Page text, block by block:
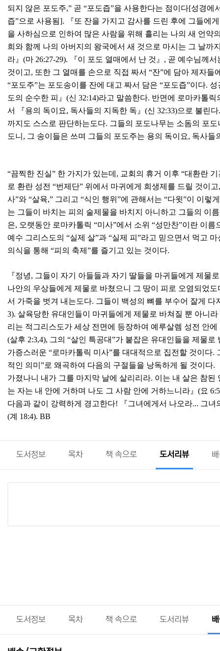
되지 않은 포도주,” 곧 “포도즙”을 사용한다는 점이다[성경에
즙”으로 사용됨]. 『또 잔을 가지고 감사를 드린 후에 그들에
을 사하심으로 인하여 많은 사람을 위해 흘리는 나의 새 언
희와 함께 나의 아버지의 왕국에서 새 것으로 마시는 그 날까
라』(마 26:27-29). 『이 포도 열매에서 난 것』, 곧 예수님께
것이고, 또한 그 열매를 손으로 직접 짜서 “잔”에 담아 제자
“포도주”는 포도송이를 잔에 대고 짜서 담은 “포도즙”이다.
도의 순수한 피』(신 32:14)라고 말씀한다. 반면에 로마카톨
서 『용의 독이요, 독사들의 지독한 독』(신 32:33)으로 불린
까지도 스스로 판단하는도다. 그들의 포도나무는 소돔의 포
도니, 그 송이들은 쓰며 그들의 포도주는 용의 독이요, 독사들
“끔찍한 진실” 한 가지가 있는데, 교회의 휴거 이후 “대환란
로 환란 성전 “번제단” 위에서 마귀에게 희생제를 드릴 것이
사”와 “살육,” 그리고 “식인 행위”에 관해서는 “다윗”이 이
는 그들이 바치는 피의 술제물을 바치지 아니하고 그들의 이
은, 오랫동안 로마카톨릭 “미사”에서 소위 “성만찬”이란 이
예수 그리스도의 “실제 살”과 “실제 피”라고 믿으면서 먹고
의식을 통해 “피의 축제”를 즐기고 있는 것이다.
『정녕, 그들이 자기 아들들과 자기 딸들을 마귀들에게 제물
나안의 우상들에게 제물로 바쳤으니 그 땅이 피로 오염되었
서 가죽을 벗겨 내는도다. 그들이 백성의 뼈를 부수어 잘게
3). 살육당한 유대인들이 마귀들에게 제물로 바쳐질 뿐 아니
리는 적그리스도가 세상 전면에 등장하여 예루살렘 성전 안
(살후 2:3,4), 그의 “살인 특공대”가 붙잡은 유대인들을 제물
가증스러운 “로마카톨릭 미사”를 대대적으로 집전할 것이다
적인 의미”로 왜곡하여 다음의 구절들을 낭독하게 될 것이다
가졌나니 내가 그를 마지막 날에 살리리라. 이는 내 살은 참
는 자는 내 안에 거하며 나도 그 사람 안에 거하느니라』(요
다음과 같이 강력하게 경고한다! 『그녀에게서 나오라... 그
(계 18:4). BB
도서정보 목차 책 속으로 도서리뷰
도서정보 목차 책 속으로 도서리뷰